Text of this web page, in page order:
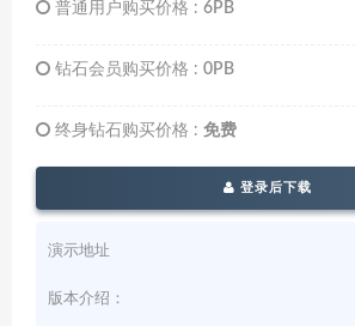
普通用户购买价格 : 6PB
钻石会员购买价格 : 0PB
终身钻石购买价格 : 免费
登录后下载
演示地址
版本介绍：